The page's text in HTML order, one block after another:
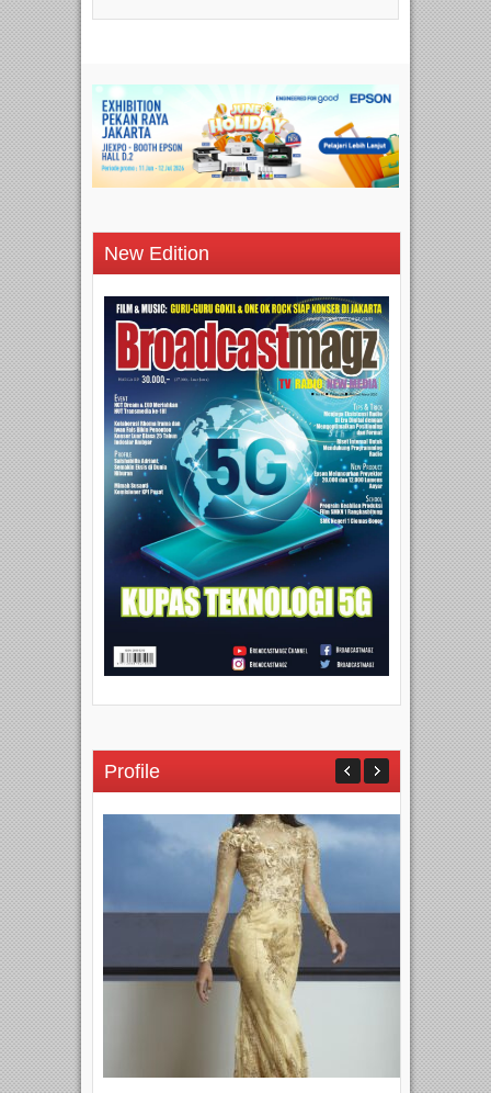
New Edition
Profile